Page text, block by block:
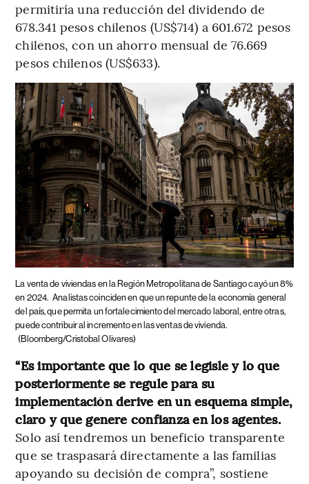
permitiría una reducción del dividendo de
678.341 pesos chilenos (US$714) a 601.672 pesos
chilenos, con un ahorro mensual de 76.669
pesos chilenos (US$633).
La venta de viviendas en la Región Metropolitana de Santiago cayó un 8%
en 2024. Analistas coinciden en que un repunte de la economía general
del país, que permita un fortalecimiento del mercado laboral, entre otras,
puede contribuir al incremento en las ventas de vivienda.
(Bloomberg/Cristobal Olivares)
“Es importante que lo que se legisle y lo que
posteriormente se regule para su
implementación derive en un esquema simple,
claro y que genere confianza en los agentes.
Solo así tendremos un beneficio transparente
que se traspasará directamente a las familias
apoyando su decisión de compra”, sostiene